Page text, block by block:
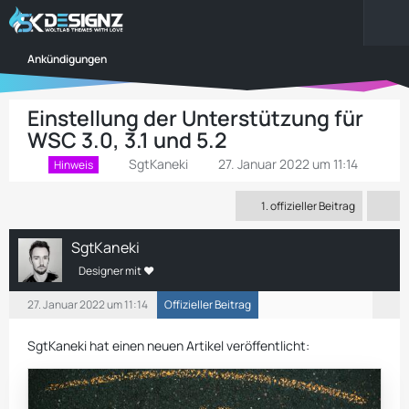
Ankündigungen
Einstellung der Unterstützung für
WSC 3.0, 3.1 und 5.2
Hinweis SgtKaneki 27. Januar 2022 um 11:14
1. offizieller Beitrag
SgtKaneki
Designer mit ❤
27. Januar 2022 um 11:14 Offizieller Beitrag
SgtKaneki hat einen neuen Artikel veröffentlicht: